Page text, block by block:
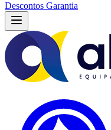
Descontos Garantia